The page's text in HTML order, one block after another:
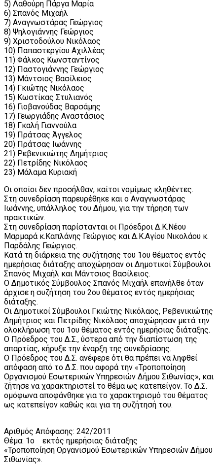
5) Λαθούρη Πάργα Μαρία
6) Σπανός Μιχαήλ
7) Αναγνωστάρας Γεώργιος
8) Ψηλογιάννης Γεώργιος
9) Χριστοδούλου Νικόλαος
10) Παπαστεργίου Αχιλλέας
11) Φάλκος Κωνσταντίνος
12) Παστογιάννης Γεώργιος
13) Μάντσιος Βασίλειος
14) Γκιώτης Νικόλαος
15) Κωστίκας Στυλιανός
16) Γιοβανούδας Βαρσάμης
17) Γεωργιάδης Αναστάσιος
18) Γκαλή Γιαννούλα
19) Πράτσας Άγγελος
20) Πράτσας Ιωάννης
21) Ρεβενικιώτης Δημήτριος
22) Πετρίδης Νικόλαος
23) Μάλαμα Κυριακή
Οι οποίοι δεν προσήλθαν, καίτοι νομίμως κληθέντες.
Στη συνεδρίαση παρευρέθηκε και ο Αναγνωστάρας
Ιωάννης, υπάλληλος του Δήμου, για την τήρηση των
πρακτικών.
Στη συνεδρίαση παρίστανται οι Πρόεδροι Δ.Κ.Νέου
Μαρμαρά κ.Καπλάνης Γεώργιος και Δ.Κ.Αγίου Νικολάου κ.
Παρδάλης Γεώργιος.
Κατά τη διάρκεια της συζήτησης του 1ου θέματος εντός
ημερήσιας διάταξης αποχώρησαν οι Δημοτικοί Σύμβουλοι
Σπανός Μιχαήλ και Μάντσιος Βασίλειος.
Ο Δημοτικός Σύμβουλος Σπανός Μιχαήλ επανήλθε όταν
άρχισε η συζήτηση του 2ου θέματος εντός ημερήσιας
διάταξης.
Οι Δημοτικοί Σύμβουλοι Γκιώτης Νικόλαος, Ρεβενικιώτης
Δημήτριος και Πετρίδης Νικόλαος αποχώρησαν μετά την
ολοκλήρωση του 1ου θέματος εντός ημερήσιας διάταξης.
Ο Πρόεδρος του Δ.Σ., ύστερα από την διαπίστωση της
απαρτίας, κήρυξε την έναρξη της συνεδρίασης.
Ο Πρόεδρος του Δ.Σ. ανέφερε ότι θα πρέπει να ληφθεί
απόφαση από το Δ.Σ. που αφορά την «Τροποποίηση
Οργανισμού Εσωτερικών Υπηρεσιών Δήμου Σιθωνίας», και
ζήτησε να χαρακτηριστεί το θέμα ως κατεπείγον. Το Δ.Σ.
ομόφωνα αποφάνθηκε για το χαρακτηρισμό του θέματος
ως κατεπείγον καθώς και για τη συζήτησή του.
Αριθμός Απόφασης: 242/2011
Θέμα: 1ο εκτός ημερήσιας διάταξης
«Τροποποίηση Οργανισμού Εσωτερικών Υπηρεσιών Δήμου
Σιθωνίας».